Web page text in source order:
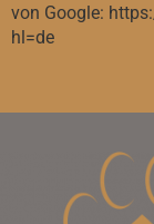
von Google:
hl=de